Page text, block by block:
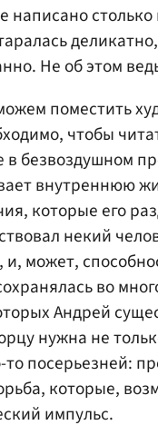
написано
деликатно,
Не об этом
поместить
чтобы
безвоздушном
внутреннюю
которые его
некий
может,
во
Андрей
нужна не
посерьезней:
которые,
импульс.